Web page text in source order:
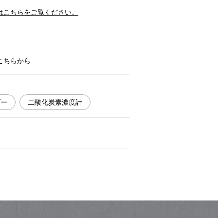
こちらをご覧ください。
ちらから
二酸化炭素濃度計